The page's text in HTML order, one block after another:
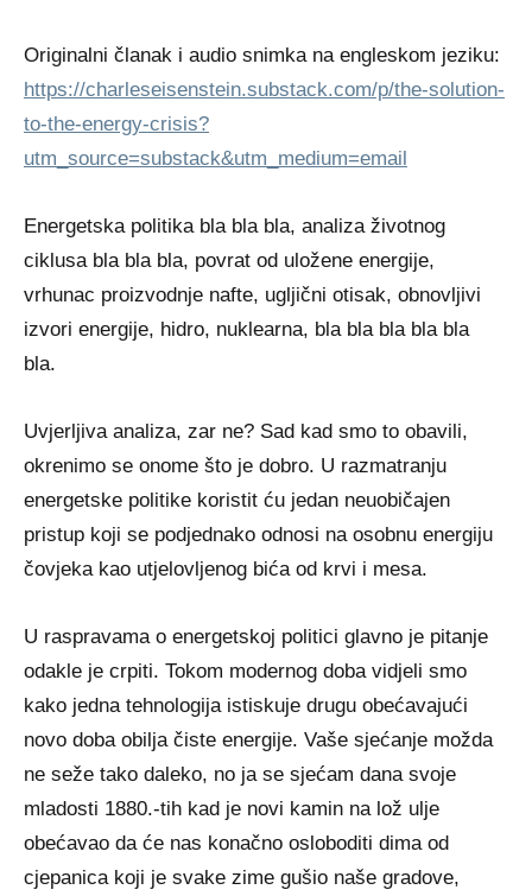
Originalni članak i audio snimka na engleskom jeziku:
https://charleseisenstein.substack.com/p/the-solution-
to-the-energy-crisis?
utm_source=substack&utm_medium=email
Energetska politika bla bla bla, analiza životnog
ciklusa bla bla bla, povrat od uložene energije,
vrhunac proizvodnje nafte, ugljični otisak, obnovljivi
izvori energije, hidro, nuklearna, bla bla bla bla bla
bla.
Uvjerljiva analiza, zar ne? Sad kad smo to obavili,
okrenimo se onome što je dobro. U razmatranju
energetske politike koristit ću jedan neuobičajen
pristup koji se podjednako odnosi na osobnu energiju
čovjeka kao utjelovljenog bića od krvi i mesa.
U raspravama o energetskoj politici glavno je pitanje
odakle je crpiti. Tokom modernog doba vidjeli smo
kako jedna tehnologija istiskuje drugu obećavajući
novo doba obilja čiste energije. Vaše sjećanje možda
ne seže tako daleko, no ja se sjećam dana svoje
mladosti 1880.-tih kad je novi kamin na lož ulje
obećavao da će nas konačno osloboditi dima od
cjepanica koji je svake zime gušio naše gradove,